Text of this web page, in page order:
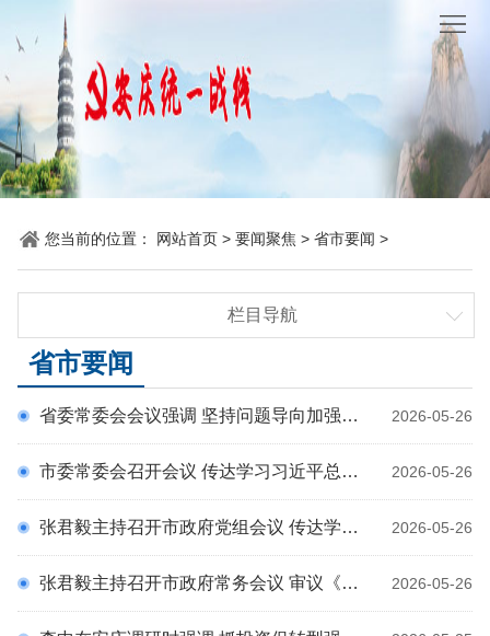
站
首
页
要
闻
聚
统
战
各
您当前的位置： 网站首页 > 要闻聚焦 > 省市要闻 >
栏目导航
统战要闻
省市要闻
省市要闻
2026-05-26
省委常委会会议强调 坚持问题导向加强形势分析 以更高标准更实举措推进全面从严治党 梁言顺主持并讲话
2026-05-26
市委常委会召开会议 传达学习习近平总书记重要讲话重要指示精神 研究部署学习教育、政党协商等工作 孟景伟主持
2026-05-26
张君毅主持召开市政府党组会议 传达学习习近平总书记重要指示精神 以正确政绩观认真做好安全生产工作
2026-05-26
张君毅主持召开市政府常务会议 审议《安庆市老龄和养老服务工作提升方案（送审稿）》等